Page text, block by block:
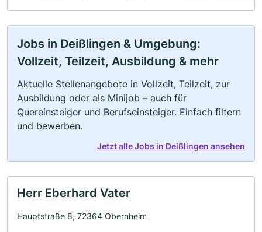
Jobs in Deißlingen & Umgebung:
Vollzeit, Teilzeit, Ausbildung & mehr
Aktuelle Stellenangebote in Vollzeit, Teilzeit, zur
Ausbildung oder als Minijob – auch für
Quereinsteiger und Berufseinsteiger. Einfach filtern
und bewerben.
Jetzt alle Jobs in Deißlingen ansehen
Herr Eberhard Vater
Hauptstraße 8, 72364 Obernheim